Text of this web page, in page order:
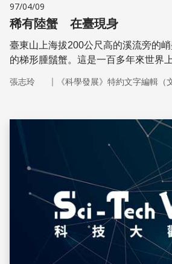
97/04/09
稀有陸蟹 在臺現身
臺東山上海拔200公尺高的溪流旁的
的梯形腫鬚蟹。這是一百多年來世界
張志玲 ｜ 《科學發展》特約文字編輯（